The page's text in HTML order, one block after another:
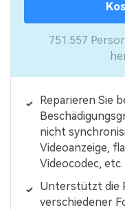
751.557
Reparieren Sie
nicht
Videoanzeige,
Videocodec, etc.
Unterstützt die
verschiedener